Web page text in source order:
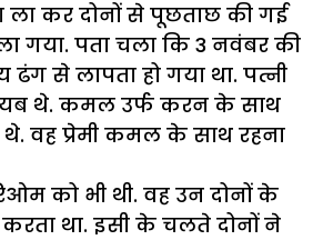
कर दोनों से पूछताछ की गई
गया. पता चला कि 3 नवंबर की
से लापता हो गया था. पत्नी
थे. कमल उर्फ करन के साथ
वह प्रेमी कमल के साथ रहना
को भी थी. वह उन दोनों के
करता था. इसी के चलते दोनों ने